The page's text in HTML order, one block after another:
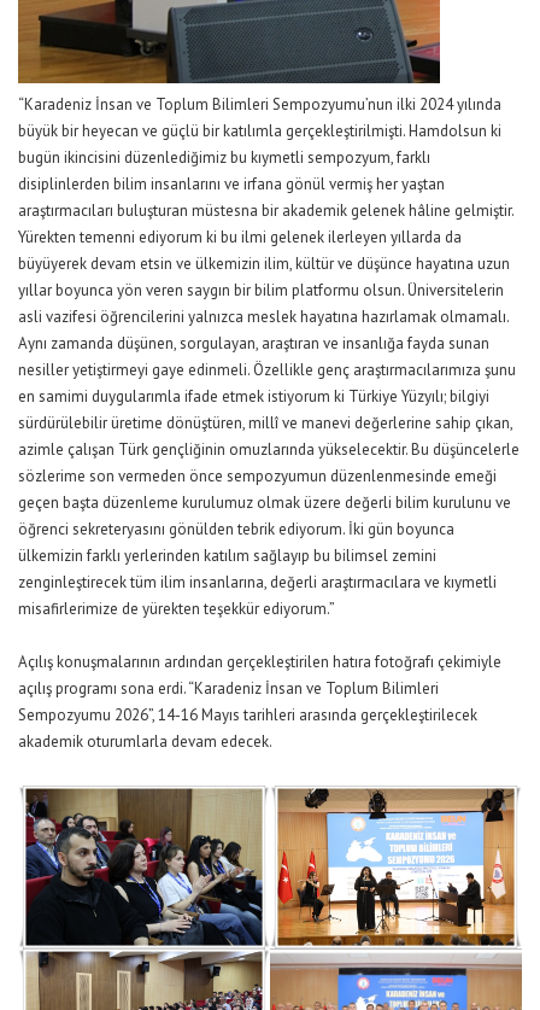
“Karadeniz İnsan ve Toplum Bilimleri Sempozyumu’nun ilki 2024 yılında
büyük bir heyecan ve güçlü bir katılımla gerçekleştirilmişti. Hamdolsun ki
bugün ikincisini düzenlediğimiz bu kıymetli sempozyum, farklı
disiplinlerden bilim insanlarını ve irfana gönül vermiş her yaştan
araştırmacıları buluşturan müstesna bir akademik gelenek hâline gelmiştir.
Yürekten temenni ediyorum ki bu ilmi gelenek ilerleyen yıllarda da
büyüyerek devam etsin ve ülkemizin ilim, kültür ve düşünce hayatına uzun
yıllar boyunca yön veren saygın bir bilim platformu olsun. Üniversitelerin
asli vazifesi öğrencilerini yalnızca meslek hayatına hazırlamak olmamalı.
Aynı zamanda düşünen, sorgulayan, araştıran ve insanlığa fayda sunan
nesiller yetiştirmeyi gaye edinmeli. Özellikle genç araştırmacılarımıza şunu
en samimi duygularımla ifade etmek istiyorum ki Türkiye Yüzyılı; bilgiyi
sürdürülebilir üretime dönüştüren, millî ve manevi değerlerine sahip çıkan,
azimle çalışan Türk gençliğinin omuzlarında yükselecektir. Bu düşüncelerle
sözlerime son vermeden önce sempozyumun düzenlenmesinde emeği
geçen başta düzenleme kurulumuz olmak üzere değerli bilim kurulunu ve
öğrenci sekreteryasını gönülden tebrik ediyorum. İki gün boyunca
ülkemizin farklı yerlerinden katılım sağlayıp bu bilimsel zemini
zenginleştirecek tüm ilim insanlarına, değerli araştırmacılara ve kıymetli
misafirlerimize de yürekten teşekkür ediyorum.”
Açılış konuşmalarının ardından gerçekleştirilen hatıra fotoğrafı çekimiyle
açılış programı sona erdi. “Karadeniz İnsan ve Toplum Bilimleri
Sempozyumu 2026”, 14-16 Mayıs tarihleri arasında gerçekleştirilecek
akademik oturumlarla devam edecek.